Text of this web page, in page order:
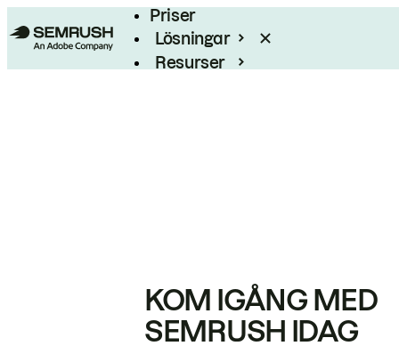
Priser
Lösningar
Resurser
KOM IGÅNG MED
SEMRUSH IDAG